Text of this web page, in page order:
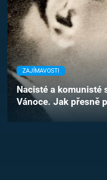
TV Program
Časopis
Sledujte prima+
Přihlášení
ZAJÍMAVOSTI
Nacisté a komunisté
Vánoce. Jak přesně